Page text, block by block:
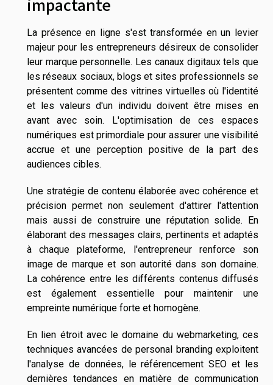
La présence en ligne s'est transformée en un levier
majeur pour les entrepreneurs désireux de consolider
leur marque personnelle. Les canaux digitaux tels que
les réseaux sociaux, blogs et sites professionnels se
présentent comme des vitrines virtuelles où l'identité
et les valeurs d'un individu doivent être mises en
avant avec soin. L'optimisation de ces espaces
numériques est primordiale pour assurer une visibilité
accrue et une perception positive de la part des
audiences cibles.
Une stratégie de contenu élaborée avec cohérence et
précision permet non seulement d'attirer l'attention
mais aussi de construire une réputation solide. En
élaborant des messages clairs, pertinents et adaptés
à chaque plateforme, l'entrepreneur renforce son
image de marque et son autorité dans son domaine.
La cohérence entre les différents contenus diffusés
est également essentielle pour maintenir une
empreinte numérique forte et homogène.
En lien étroit avec le domaine du webmarketing, ces
techniques avancées de personal branding exploitent
l'analyse de données, le référencement SEO et les
dernières tendances en matière de communication